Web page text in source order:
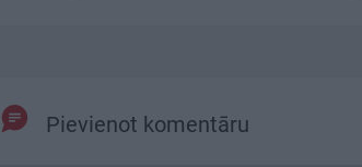
Pievienot komentāru